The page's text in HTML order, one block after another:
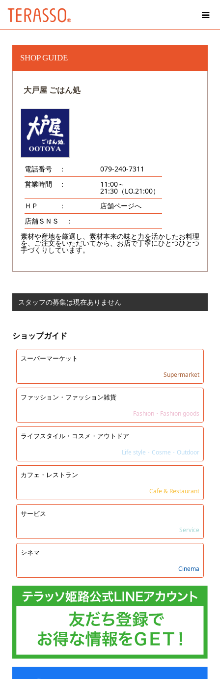
SHOP GUIDE
大戸屋 ごはん処
電話番号 ：
079-240-7311
営業時間 ：
11:00～
21:30（LO.21:00）
ＨＰ ：
店舗ページへ
店舗ＳＮＳ ：
素材や産地を厳選し、素材本来の味と力を活かしたお料理
を、ご注文をいただいてから、お店で丁寧にひとつひとつ
手づくりしています。
スタッフの募集は現在ありません
ショップガイド
スーパーマーケット
Supermarket
ファッション・ファッション雑貨
Fashion・Fashion goods
ライフスタイル・コスメ・アウトドア
Life style・Cosme・Outdoor
カフェ・レストラン
Cafe & Restaurant
サービス
Service
シネマ
Cinema